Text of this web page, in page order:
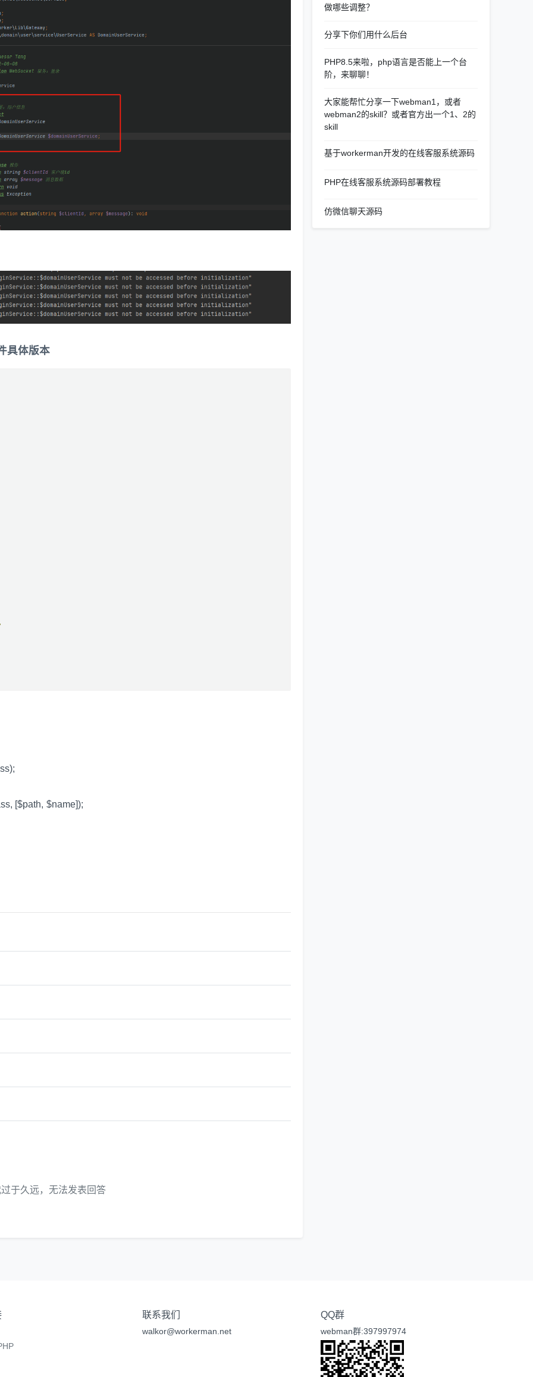
具体版本
[$path, $name]);
于久远，无法发表回答
做哪些调整？
分享下你们用什么后台
PHP8.5来啦，php语言是否能上一个台
阶，来聊聊！
大家能帮忙分享一下webman1，或者
webman2的skill？或者官方出一个1、2的
skill
基于workerman开发的在线客服系统源码
PHP在线客服系统源码部署教程
仿微信聊天源码
联系我们
walkor@workerman.net
QQ群
webman群:397997974